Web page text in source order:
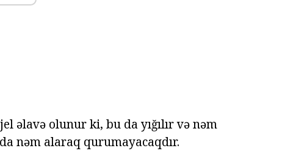
əlavə olunur ki, bu da yığılır və nəm
nəm alaraq qurumayacaqdır.